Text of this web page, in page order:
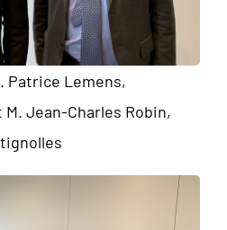
Patrice Lemens,
Jean-Charles Robin,